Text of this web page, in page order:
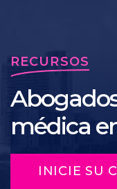
RECURSOS
médica
INICIE SU